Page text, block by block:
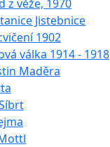
z věže, 1970
Jistebnice
1902
válka 1914 - 1918
Maděra